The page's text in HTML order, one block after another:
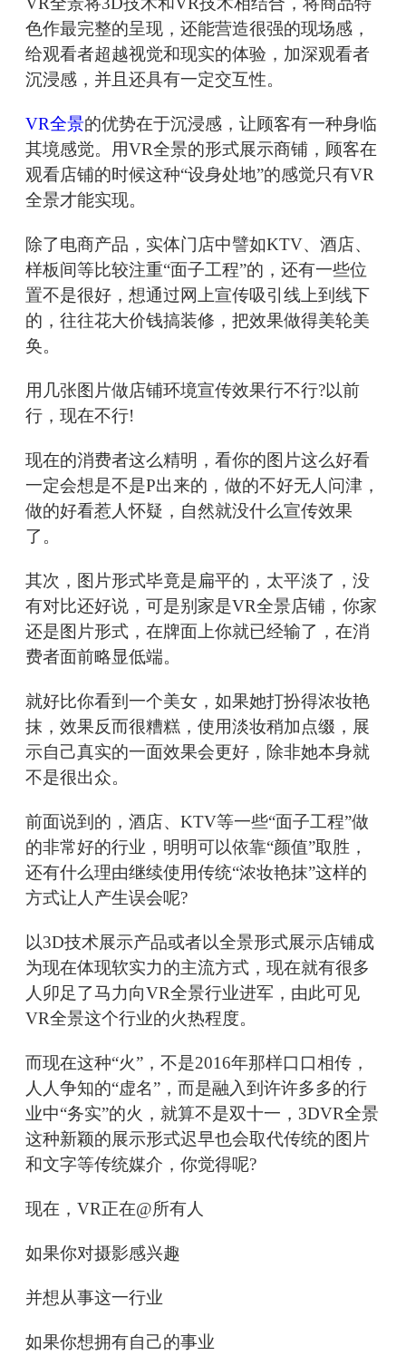
色作最完整的呈现，还能营造很强的现场感，
给观看者超越视觉和现实的体验，加深观看者
沉浸感，并且还具有一定交互性。
VR全景的优势在于沉浸感，让顾客有一种身临
其境感觉。用VR全景的形式展示商铺，顾客在
观看店铺的时候这种“设身处地”的感觉只有VR
全景才能实现。
除了电商产品，实体门店中譬如KTV、酒店、
样板间等比较注重“面子工程”的，还有一些位
置不是很好，想通过网上宣传吸引线上到线下
的，往往花大价钱搞装修，把效果做得美轮美
奂。
用几张图片做店铺环境宣传效果行不行?以前
行，现在不行!
现在的消费者这么精明，看你的图片这么好看
一定会想是不是P出来的，做的不好无人问津，
做的好看惹人怀疑，自然就没什么宣传效果
了。
其次，图片形式毕竟是扁平的，太平淡了，没
有对比还好说，可是别家是VR全景店铺，你家
还是图片形式，在牌面上你就已经输了，在消
费者面前略显低端。
就好比你看到一个美女，如果她打扮得浓妆艳
抹，效果反而很糟糕，使用淡妆稍加点缀，展
示自己真实的一面效果会更好，除非她本身就
不是很出众。
前面说到的，酒店、KTV等一些“面子工程”做
的非常好的行业，明明可以依靠“颜值”取胜，
还有什么理由继续使用传统“浓妆艳抹”这样的
方式让人产生误会呢?
以3D技术展示产品或者以全景形式展示店铺成
为现在体现软实力的主流方式，现在就有很多
人卯足了马力向VR全景行业进军，由此可见
VR全景这个行业的火热程度。
而现在这种“火”，不是2016年那样口口相传，
人人争知的“虚名”，而是融入到许许多多的行
业中“务实”的火，就算不是双十一，3DVR全景
这种新颖的展示形式迟早也会取代传统的图片
和文字等传统媒介，你觉得呢?
现在，VR正在@所有人
如果你对摄影感兴趣
并想从事这一行业
如果你想拥有自己的事业